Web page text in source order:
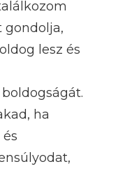
gondolja,
lesz és
ha